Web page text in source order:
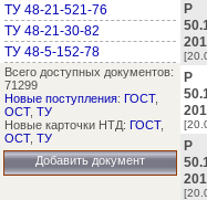
ТУ 48-21-521-76
ТУ 48-21-30-82
ТУ 48-5-152-78
Всего доступных документов:
71299
Новые поступления: ГОСТ,
ОСТ, ТУ
Новые карточки НТД: ГОСТ,
ОСТ, ТУ
Добавить документ
Р
Р
Р